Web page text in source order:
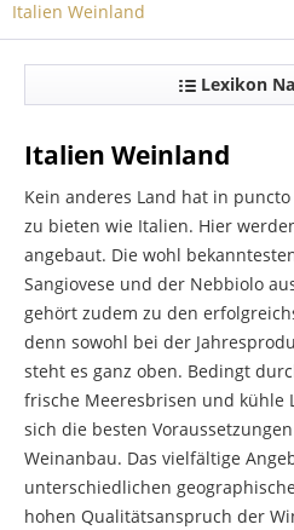
Italien Weinland
Lexikon
Italien Weinland
Kein anderes Land hat in puncto
zu bieten wie Italien. Hier
angebaut. Die wohl
Sangiovese und der Nebbiolo
gehört zudem zu den
denn sowohl bei der
steht es ganz oben. Bedingt
frische Meeresbrisen und kühle
sich die besten
Weinanbau. Das vielfältige
unterschiedlichen
hohen Qualitätsanspruch der